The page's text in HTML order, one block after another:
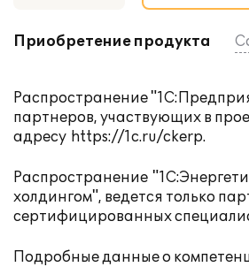
Приобретение продукта
Распространение
партнеров, участвующих в
адресу https://1c.ru/ckerp.
Распространение
холдингом", ведется только
сертифицированных
Подробные данные о